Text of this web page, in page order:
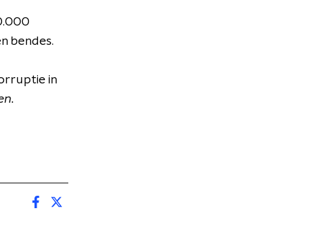
bendes.
in